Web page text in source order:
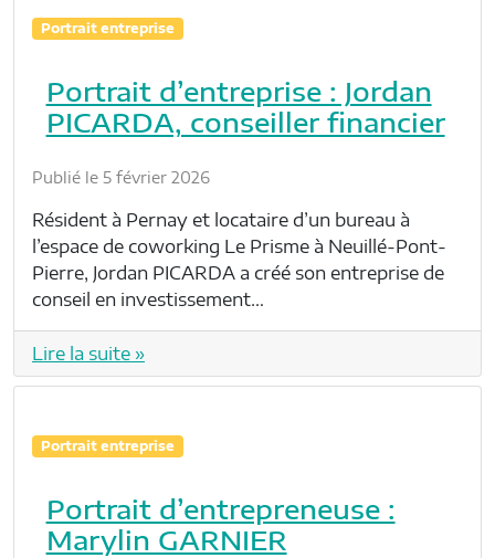
Portrait entreprise
Portrait d’entreprise : Jordan
PICARDA, conseiller financier
Publié le 5 février 2026
Résident à Pernay et locataire d’un bureau à
l’espace de coworking Le Prisme à Neuillé-Pont-
Pierre, Jordan PICARDA a créé son entreprise de
conseil en investissement…
Lire la suite »
Portrait entreprise
Portrait d’entrepreneuse :
Marylin GARNIER